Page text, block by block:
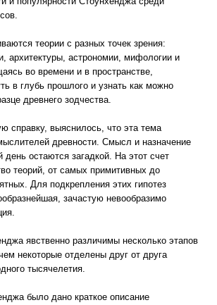
теории с разных точек зрения:
архитектуры, астрономии, мифологии и
во времени и в пространстве,
в глубь прошлого и узнать как можно
древнего зодчества.
справку, выяснилось, что эта тема
древности. Смысл и назначение
остаются загадкой. На этот счет
теорий, от самых примитивных до
Для подкрепления этих гипотез
зачастую невообразимо
явственно различимы несколько этапов
некоторые отделены друг от друга
тысячелетия.
было дано краткое описание